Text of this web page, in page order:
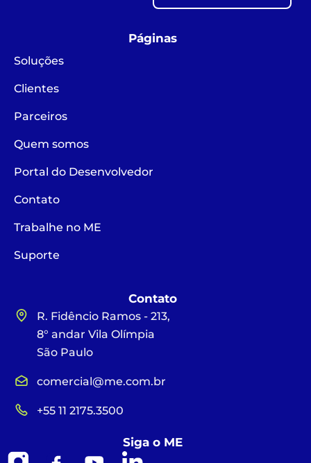
Páginas
Soluções
Clientes
Parceiros
Quem somos
Portal do Desenvolvedor
Contato
Trabalhe no ME
Suporte
Contato
R. Fidêncio Ramos - 213,
8° andar Vila Olímpia
São Paulo
comercial@me.com.br
+55 11 2175.3500
Siga o ME